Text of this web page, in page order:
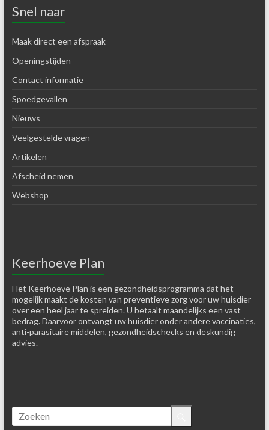
Snel naar
Maak direct een afspraak
Openingstijden
Contact informatie
Spoedgevallen
Nieuws
Veelgestelde vragen
Artikelen
Afscheid nemen
Webshop
Keerhoeve Plan
Het Keerhoeve Plan is een gezondheidsprogramma dat het
mogelijk maakt de kosten van preventieve zorg voor uw huisdier
over een heel jaar te spreiden. U betaalt maandelijks een vast
bedrag. Daarvoor ontvangt uw huisdier onder andere vaccinaties,
anti-parasitaire middelen, gezondheidschecks en deskundig
advies.